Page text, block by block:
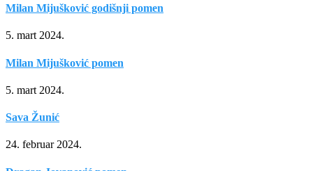
Milan Mijušković godišnji pomen
5. mart 2024.
Milan Mijušković pomen
5. mart 2024.
Sava Žunić
24. februar 2024.